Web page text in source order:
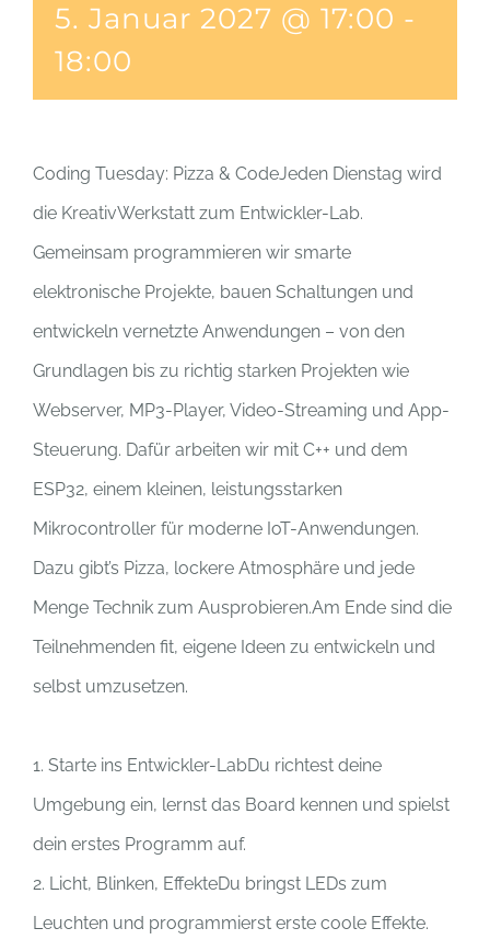
5. Januar 2027 @ 17:00 -
18:00
Coding Tuesday: Pizza & CodeJeden Dienstag wird
die KreativWerkstatt zum Entwickler-Lab.
Gemeinsam programmieren wir smarte
elektronische Projekte, bauen Schaltungen und
entwickeln vernetzte Anwendungen – von den
Grundlagen bis zu richtig starken Projekten wie
Webserver, MP3-Player, Video-Streaming und App-
Steuerung. Dafür arbeiten wir mit C++ und dem
ESP32, einem kleinen, leistungsstarken
Mikrocontroller für moderne IoT-Anwendungen.
Dazu gibt’s Pizza, lockere Atmosphäre und jede
Menge Technik zum Ausprobieren.Am Ende sind die
Teilnehmenden fit, eigene Ideen zu entwickeln und
selbst umzusetzen.
1. Starte ins Entwickler-LabDu richtest deine
Umgebung ein, lernst das Board kennen und spielst
dein erstes Programm auf.
2. Licht, Blinken, EffekteDu bringst LEDs zum
Leuchten und programmierst erste coole Effekte.